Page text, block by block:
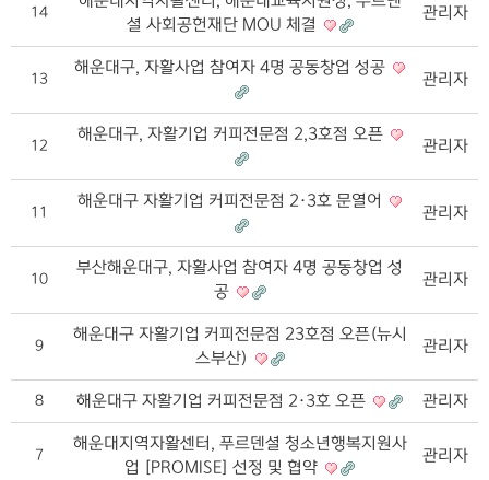
14
셜 사회공헌재단 MOU 체결
관리자
13
해운대구, 자활사업 참여자 4명 공동창업 성공
관리자
12
해운대구, 자활기업 커피전문점 2,3호점 오픈
관리자
11
해운대구 자활기업 커피전문점 2·3호 문열어
관리자
10
부산해운대구, 자활사업 참여자 4명 공동창업 성
공
관리자
9
해운대구 자활기업 커피전문점 23호점 오픈(뉴시
스부산)
관리자
8 해운대구 자활기업 커피전문점 2·3호 오픈 관리자
7
해운대지역자활센터, 푸르덴셜 청소년행복지원사
업 [PROMISE] 선정 및 협약
관리자